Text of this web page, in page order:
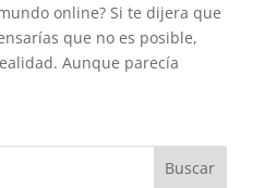
online? Si te dijera que
que no es posible,
Aunque parecía
Buscar